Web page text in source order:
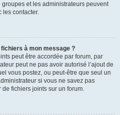
et les administrateurs peuvent
les contacter.
à mon message ?
peut être accordée par forum, par
peut ne pas avoir autorisé l’ajout de
vous postez, ou peut-être que seul un
si vous ne savez pas
fichiers joints sur un forum.